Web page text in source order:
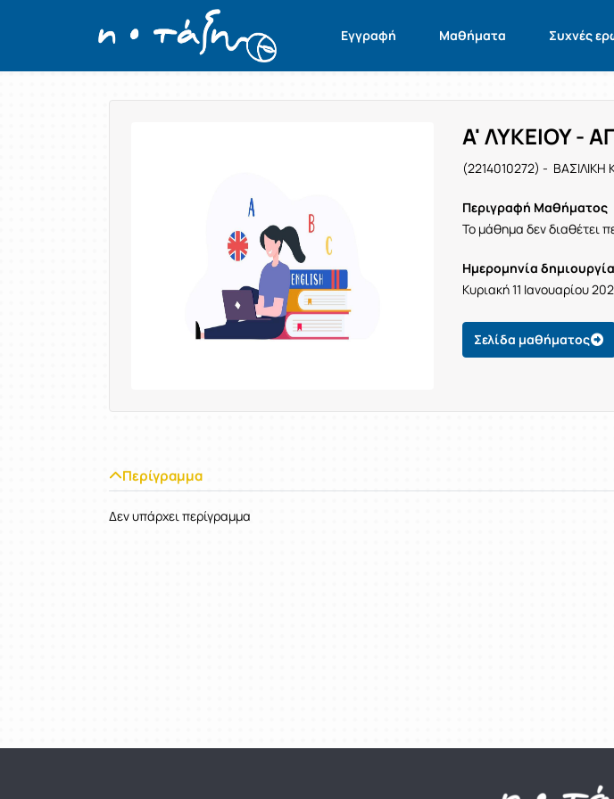
Εγγραφή Μαθήματα Συχνές
Παρουσίαση/Προβολή
Α' ΛΥΚΕΙΟΥ -
(2214010272) - ΒΑΣΙΛΙΚΗ
Περιγραφή Μαθήματος
Το μάθημα δεν διαθέτει
Ημερομηνία
Κυριακή 11 Ιανουαρίου
Σελίδα μαθήματος
Περίγραμμα
Δεν υπάρχει περίγραμμα